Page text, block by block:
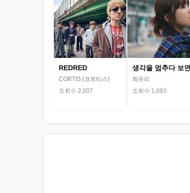
REDRED
CORTIS (코르티스)
조회수 2,007
생각을 멈추다 보면
최유리
조회수 1,683